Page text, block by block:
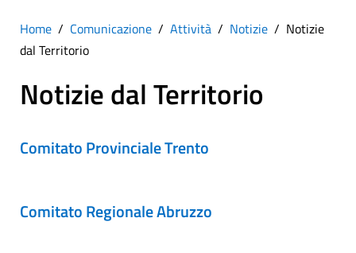
Home Comunicazione Attività Notizie
Notizie
dal Territorio
Notizie dal Territorio
Comitato Provinciale Trento
Comitato Regionale Abruzzo